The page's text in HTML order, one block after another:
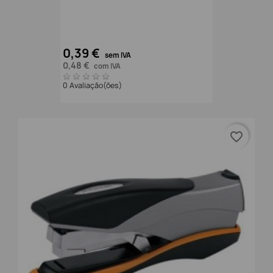
0,39 € sem IVA
0,48 € com IVA
0 Avaliação(ões)
favorite_border